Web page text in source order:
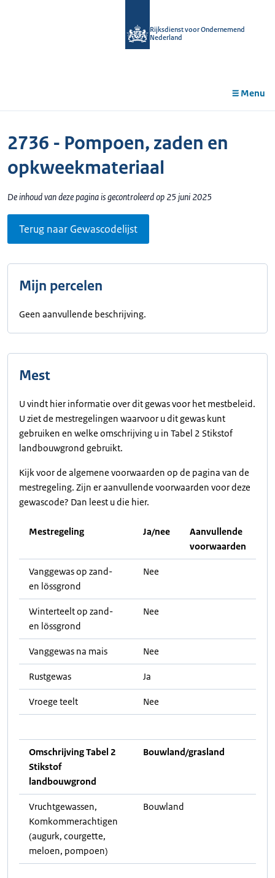
Rijksdienst voor Ondernemend
Nederland
Menu
2736 - Pompoen, zaden en
opkweekmateriaal
De inhoud van deze pagina is gecontroleerd op 25 juni 2025
Terug naar Gewascodelijst
Mijn percelen
Geen aanvullende beschrijving.
Mest
U vindt hier informatie over dit gewas voor het mestbeleid.
U ziet de mestregelingen waarvoor u dit gewas kunt
gebruiken en welke omschrijving u in Tabel 2 Stikstof
landbouwgrond gebruikt.
Kijk voor de algemene voorwaarden op de pagina van de
mestregeling. Zijn er aanvullende voorwaarden voor deze
gewascode? Dan leest u die hier.
Mestregeling Ja/nee
Aanvullende
voorwaarden
Vanggewas op zand-
en lössgrond
Nee
Winterteelt op zand-
en lössgrond
Nee
Vanggewas na mais Nee
Rustgewas Ja
Vroege teelt Nee
Omschrijving Tabel 2
Stikstof
landbouwgrond
Bouwland/grasland
Vruchtgewassen,
Komkommerachtigen
(augurk, courgette,
meloen, pompoen)
Bouwland